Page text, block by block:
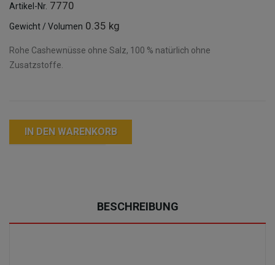
Artikel-Nr. 7770
Gewicht / Volumen 0.35 kg
Rohe Cashewnüsse ohne Salz, 100 % natürlich ohne
Zusatzstoffe.
IN DEN WARENKORB
BESCHREIBUNG